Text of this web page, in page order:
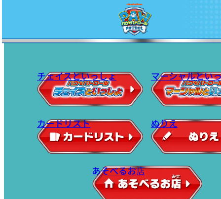
チェイスといっしょ マーシャルとい
カードリスト ぬりえ
あそべるお店